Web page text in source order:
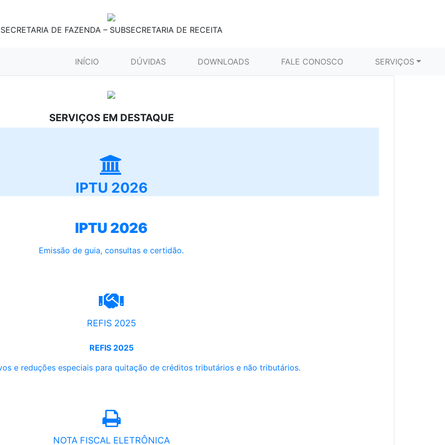
SECRETARIA DE FAZENDA – SUBSECRETARIA DE RECEITA
INÍCIO (CURRENT)DÚVIDAS DOWNLOADS FALE CONOSCO SERVIÇOS
SERVIÇOS EM DESTAQUE
IPTU 2026
IPTU 2026
Emissão de guia, consultas e certidão.
REFIS 2025
REFIS 2025
e reduções especiais para quitação de créditos tributários e não tributários.
NOTA FISCAL ELETRÔNICA